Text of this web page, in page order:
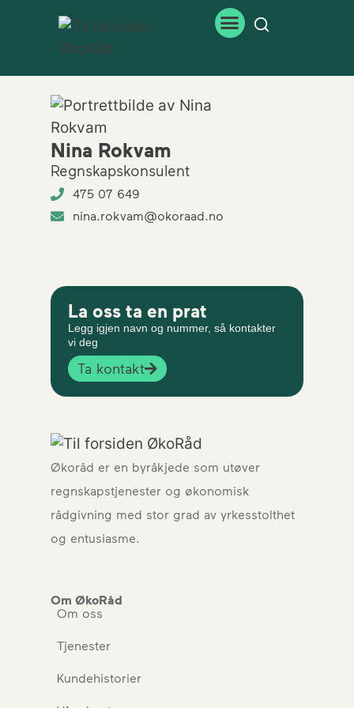
Nina Rokvam
Regnskapskonsulent
475 07 649
nina.rokvam@okoraad.no
La oss ta en prat
Legg igjen navn og nummer, så kontakter
vi deg
Ta kontakt
Økoråd er en byråkjede som utøver
regnskapstjenester og økonomisk
rådgivning med stor grad av yrkesstolthet
og entusiasme.
Om ØkoRåd
Om oss
Tjenester
Kundehistorier